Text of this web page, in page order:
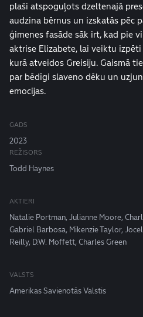
plaši atspoguļots dzeltenajā
audzina bērnus un izskatās pēc
ģimenes fasāde sāk irt, kad pie
aktrise Elizabete, lai veiktu
kurā atveidos Greisiju. Gaismā
par bēdīgi slaveno dēku un
emocijas.
GADS
2023
REŽISORS
Todd Haynes
AKTIERI
Natalie Portman, Julianne Moore,
Gabriel Barbosa, Mikenzie Taylor,
Reilly, D.W. Moffett, Charles Green
VALSTS
Amerikas Savienotās Valstis